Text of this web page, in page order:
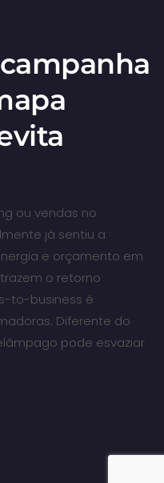
ou vendas no
já sentiu a
e orçamento em
o retorno
to-business é
Diferente do
pode esvaziar